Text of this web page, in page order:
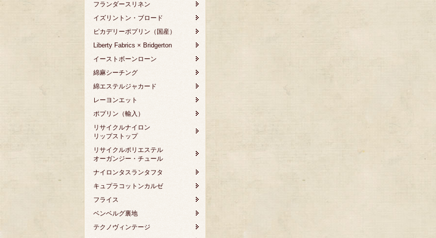
フランダースリネン
イズリントン・ブロード
ピカデリーポプリン（国産）
Liberty Fabrics × Bridgerton
イーストボーンローン
綿麻シーチング
綿エステルジャカード
レーヨンエット
ポプリン（輸入）
リサイクルナイロン
リップストップ
リサイクルポリエステル
オーガンジー・チュール
ナイロンタスランタフタ
キュプラコットンカルゼ
フライス
ベンベルグ裏地
テクノヴィンテージ